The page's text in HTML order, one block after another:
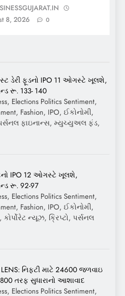
8, 2026
0
ડેરી ફૂડનો IPO 11 ઓગસ્ટે ખૂલશે,
રૂ. 133- 140
Elections Politics Sentiment,
Fashion, IPO, ઈકોનોમી,
પર્સનલ ફાઇનાન્સ, મ્યુચ્યુઅલ ફંડ,
IPO 12 ઓગસ્ટે ખૂલશે,
રૂ. 92-97
Elections Politics Sentiment,
Fashion, IPO, ઈકોનોમી,
કોર્પોરેટ ન્યૂઝ, ક્રિપ્ટો, પર્સનલ
LENS: નિફ્ટી માટે 24600 જળવાઇ
તરફ સુધારાનો આશાવાદ
Elections Politics Sentiment,